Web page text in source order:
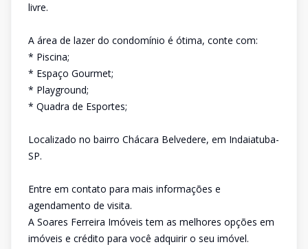
livre.
A área de lazer do condomínio é ótima, conte com:
* Piscina;
* Espaço Gourmet;
* Playground;
* Quadra de Esportes;
Localizado no bairro Chácara Belvedere, em Indaiatuba-
SP.
Entre em contato para mais informações e
agendamento de visita.
A Soares Ferreira Imóveis tem as melhores opções em
imóveis e crédito para você adquirir o seu imóvel.